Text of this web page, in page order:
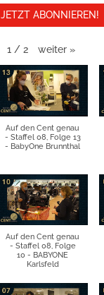
JETZT ABONNIEREN!
1 / 2 weiter »
Auf den Cent genau
- Staffel 08, Folge 13
- BabyOne Brunnthal
Auf den Cent genau
- Staffel 08, Folge
10 - BABYONE
Karlsfeld